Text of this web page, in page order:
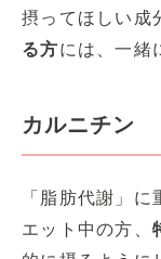
摂ってほしい成
る方には、一緒
カルニチン
「脂肪代謝」
エット中の方、